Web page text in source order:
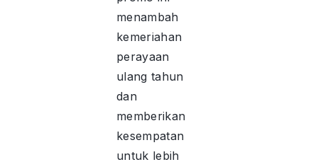
menambah
kemeriahan
perayaan
ulang tahun
dan
memberikan
kesempatan
untuk lebih